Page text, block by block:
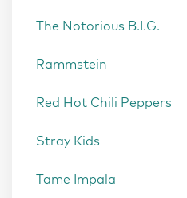
The Notorious B.I.G.
Rammstein
Red Hot Chili Peppers
Stray Kids
Tame Impala